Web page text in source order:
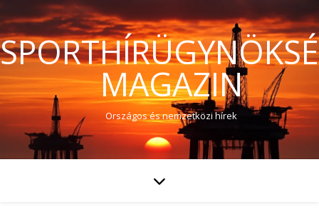
MAGAZIN
Országos és nemzetközi hírek